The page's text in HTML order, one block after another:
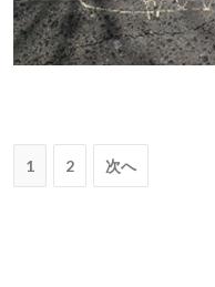
投
1 2 次へ